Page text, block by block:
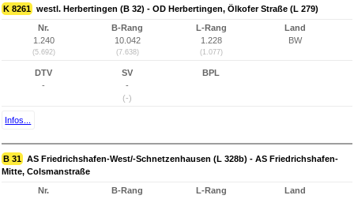
K 8261 westl. Herbertingen (B 32) - OD Herbertingen, Ölkofer Straße (L 279)
Nr.
1.240
(5.692)
B-Rang
10.042
(7.638)
L-Rang
1.228
(1.077)
Land
BW
DTV
-
SV
-
(-)
BPL
Infos...
B 31 AS Friedrichshafen-West/-Schnetzenhausen (L 328b) - AS Friedrichshafen-
Mitte, Colsmanstraße
Nr.
B-Rang
L-Rang
Land